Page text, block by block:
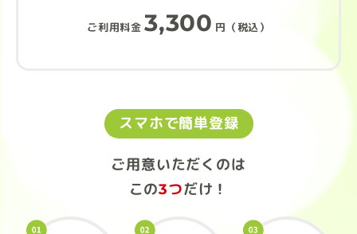
ご利用料金 3,300 円（税込）
スマホで簡単登録
ご用意いただくのは
この3つだけ！